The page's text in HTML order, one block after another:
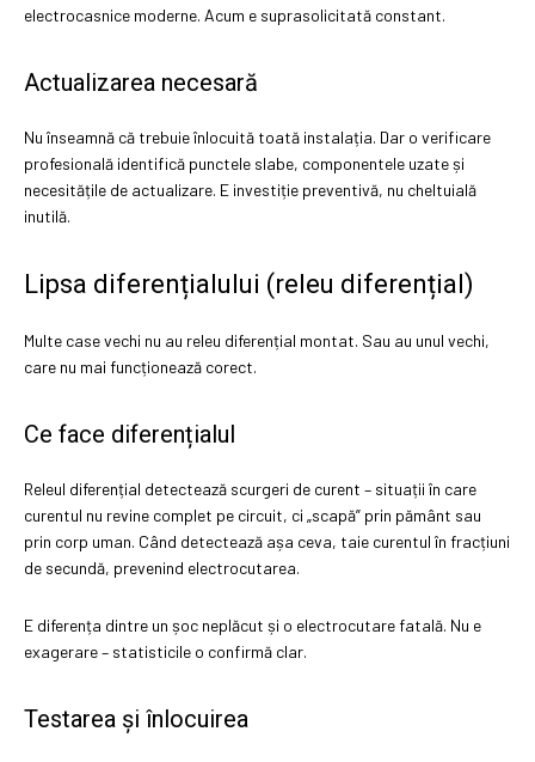
electrocasnice moderne. Acum e suprasolicitată constant.
Actualizarea necesară
Nu înseamnă că trebuie înlocuită toată instalația. Dar o verificare
profesională identifică punctele slabe, componentele uzate și
necesitățile de actualizare. E investiție preventivă, nu cheltuială
inutilă.
Lipsa diferențialului (releu diferențial)
Multe case vechi nu au releu diferențial montat. Sau au unul vechi,
care nu mai funcționează corect.
Ce face diferențialul
Releul diferențial detectează scurgeri de curent – situații în care
curentul nu revine complet pe circuit, ci „scapă” prin pământ sau
prin corp uman. Când detectează așa ceva, taie curentul în fracțiuni
de secundă, prevenind electrocutarea.
E diferența dintre un șoc neplăcut și o electrocutare fatală. Nu e
exagerare – statisticile o confirmă clar.
Testarea și înlocuirea